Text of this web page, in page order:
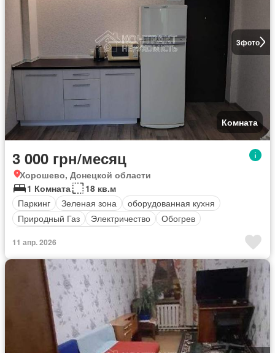
3фото
Комната
3 000 грн/месяц
Хорошево, Донецкой области
1 Комната
18 кв.м
Паркинг
Зеленая зона
оборудованная кухня
Природный Газ
Электричество
Обогрев
11 апр. 2026